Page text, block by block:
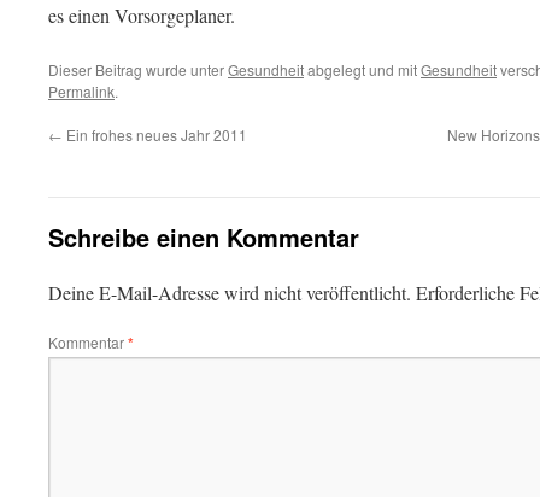
es einen Vorsorgeplaner.
Dieser Beitrag wurde unterGesundheitabgelegt und mitGesundheit
Permalink.
← Ein frohes neues Jahr 2011 New
Schreibe einen Kommentar
Deine E-Mail-Adresse wird nicht veröffentlicht. Erforderliche
Kommentar*